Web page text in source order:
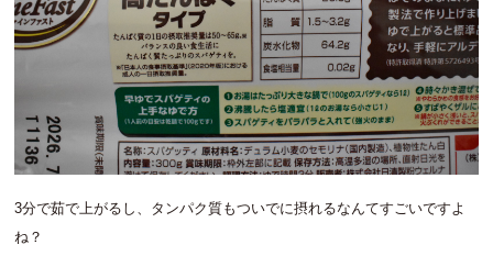
3分で茹で上がるし、タンパク質もついでに摂れるなんてすごいですよ
ね？